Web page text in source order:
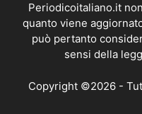
Periodicoitaliano.it
quanto viene
può pertanto
sensi della
Copyright ©2026 -